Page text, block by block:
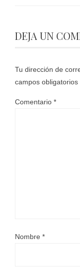
DEJA UN
Tu dirección de
campos
Comentario *
Nombre *